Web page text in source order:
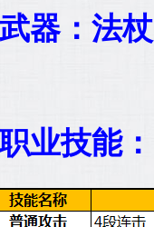
器：法杖
业技能：